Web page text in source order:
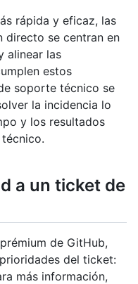
rápida y eficaz, las
directo se centran en
alinear las
estos
soporte técnico se
la incidencia lo
y los resultados
a un ticket de
de GitHub,
del ticket:
más información,